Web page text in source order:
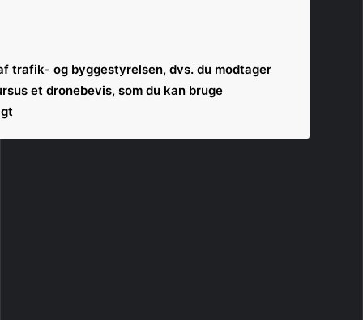
trafik- og byggestyrelsen, dvs. du modtager
et dronebevis, som du kan bruge